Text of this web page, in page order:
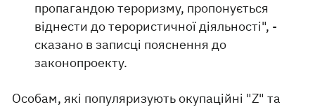
пропагандою тероризму, пропонується
віднести до терористичної діяльності", -
сказано в записці пояснення до
законопроекту.
Особам, які популяризують окупаційні "Z" та